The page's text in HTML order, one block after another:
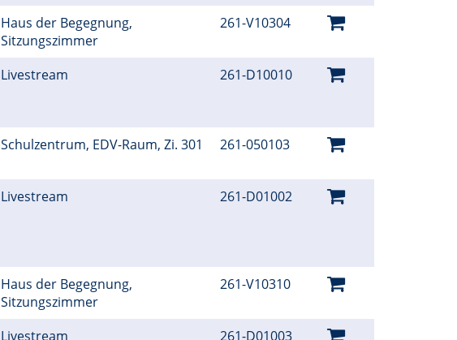
Haus der Begegnung,
Sitzungszimmer
261-V10304
Livestream 261-D10010
Schulzentrum, EDV-Raum, Zi. 301 261-050103
Livestream 261-D01002
Haus der Begegnung,
Sitzungszimmer
261-V10310
Livestream 261-D01003